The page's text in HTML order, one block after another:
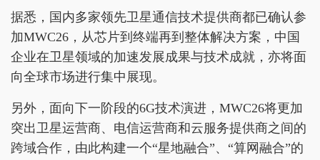
据悉，国内多家领先卫星通信技术提供商都已确认参
加MWC26，从芯片到终端再到整体解决方案，中国
企业在卫星领域的加速发展成果与技术成就，亦将面
向全球市场进行集中展现。
另外，面向下一阶段的6G技术演进，MWC26将更加
突出卫星运营商、电信运营商和云服务提供商之间的
跨域合作，由此构建一个“星地融合”、“算网融合”的